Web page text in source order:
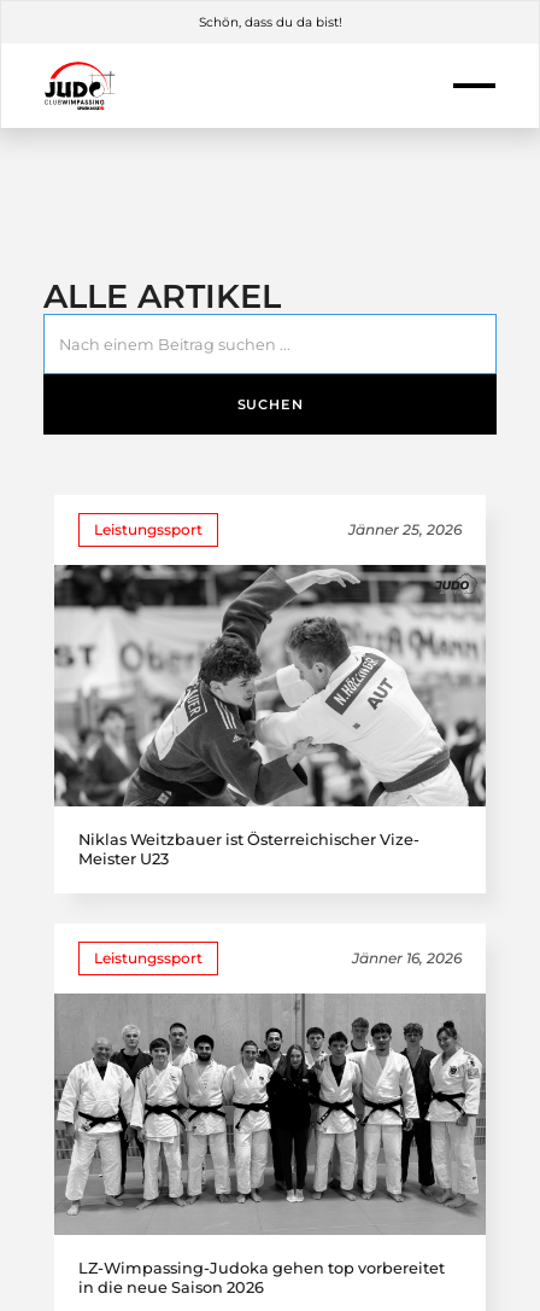
Schön, dass du da bist!
ALLE ARTIKEL
Leistungssport Jänner 25, 2026
Niklas Weitzbauer ist Österreichischer Vize-
Meister U23
Leistungssport Jänner 16, 2026
LZ-Wimpassing-Judoka gehen top vorbereitet
in die neue Saison 2026